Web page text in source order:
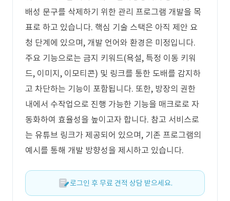
배성 문구를 삭제하기 위한 관리 프로그램 개발을 목
표로 하고 있습니다. 핵심 기술 스택은 아직 제안 요
청 단계에 있으며, 개발 언어와 환경은 미정입니다.
주요 기능으로는 금지 키워드(욕설, 특정 이동 키워
드, 이미지, 이모티콘) 및 링크를 통한 도배를 감지하
고 차단하는 기능이 포함됩니다. 또한, 방장의 권한
내에서 수작업으로 진행 가능한 기능을 매크로로 자
동화하여 효율성을 높이고자 합니다. 참고 서비스로
는 유튜브 링크가 제공되어 있으며, 기존 프로그램의
예시를 통해 개발 방향성을 제시하고 있습니다.
로그인 후 무료 견적 상담 받으세요.